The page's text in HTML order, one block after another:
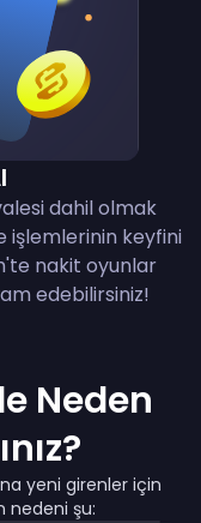
dahil olmak
işlemlerinin keyfini
nakit oyunlar
edebilirsiniz!
Neden
yeni girenler için
nedeni şu: